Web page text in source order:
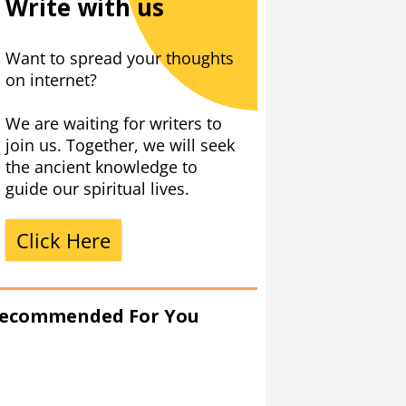
Write with us
Want to spread your thoughts
on internet?
We are waiting for writers to
join us. Together, we will seek
the ancient knowledge to
guide our spiritual lives.
Click Here
For You